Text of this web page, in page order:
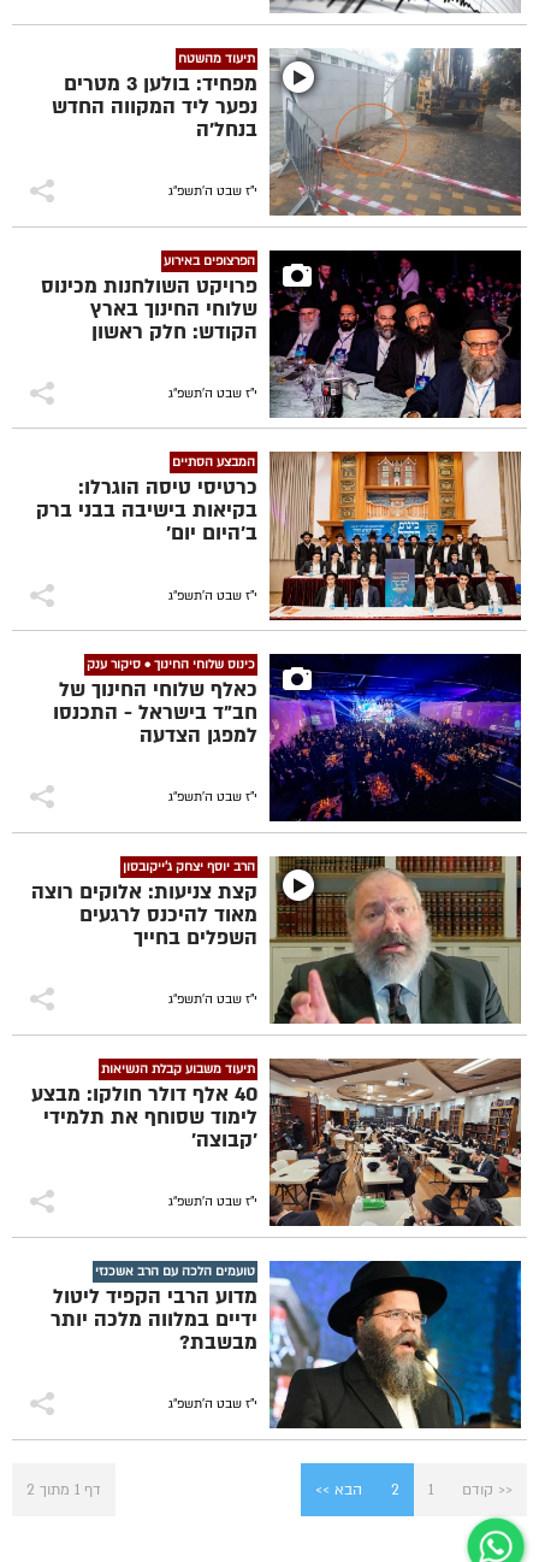
תיעוד מהשטח
מפחיד: בולען 3 מטרים
נפער ליד המקווה החדש
בנחל'ה
י"ז שבט ה׳תשפ״ג
הפרצופים באירוע
פרויקט השולחנות מכינוס
שלוחי החינוך בארץ
הקודש: חלק ראשון
י"ז שבט ה׳תשפ״ג
המבצע הסתיים
כרטיסי טיסה הוגרלו:
בקיאות בישיבה בבני ברק
ב'היום יום'
י"ז שבט ה׳תשפ״ג
כינוס שלוחי החינוך • סיקור ענק
כאלף שלוחי החינוך של
חב"ד בישראל - התכנסו
למפגן הצדעה
י"ז שבט ה׳תשפ״ג
הרב יוסף יצחק ג'ייקובסון
קצת צניעות: אלוקים רוצה
מאוד להיכנס לרגעים
השפלים בחייך
י"ז שבט ה׳תשפ״ג
תיעוד משבוע קבלת הנשיאות
40 אלף דולר חולקו: מבצע
לימוד שסוחף את תלמידי
'קבוצה'
י"ז שבט ה׳תשפ״ג
טועמים הלכה עם הרב אשכנזי
מדוע הרבי הקפיד ליטול
ידיים במלווה מלכה יותר
מבשבת?
י"ז שבט ה׳תשפ״ג
דף 1 מתוך 2 << קודם 1
2 הבא >>